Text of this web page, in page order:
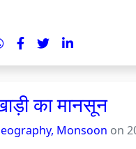
का मानसून
Monsoon on